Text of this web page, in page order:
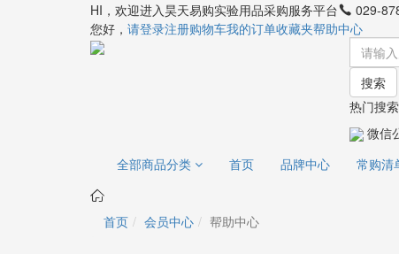
HI，欢迎进入昊天易购实验用品采购服务平台
029-
您好， 请登录注册购物车我的订单收藏夹帮助中心
搜索
热门搜
微信
全部商品分类
首页 品牌中心 常购清
首页 会员中心 帮助中心